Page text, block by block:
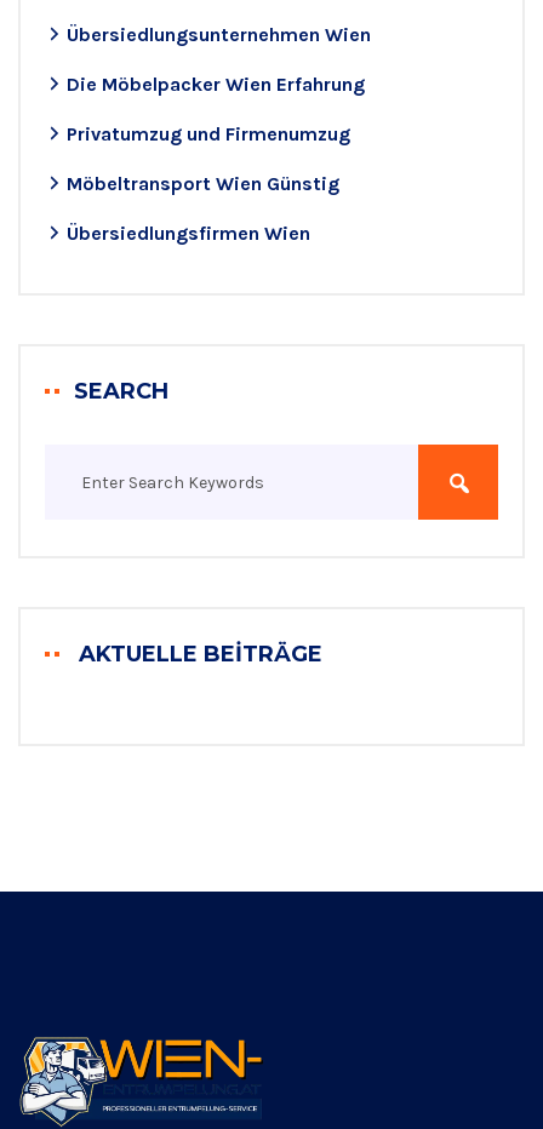
Übersiedlungsunternehmen Wien
Die Möbelpacker Wien Erfahrung
Privatumzug und Firmenumzug
Möbeltransport Wien Günstig
Übersiedlungsfirmen Wien
SEARCH
AKTUELLE BEITRÄGE